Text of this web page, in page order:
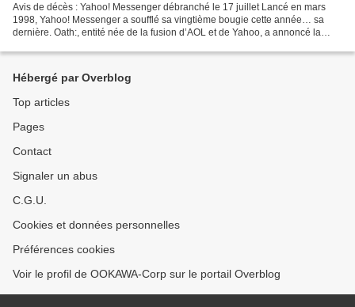
Avis de décès : Yahoo! Messenger débranché le 17 juillet Lancé en mars
1998, Yahoo! Messenger a soufflé sa vingtième bougie cette année… sa
dernière. Oath:, entité née de la fusion d’AOL et de Yahoo, a annoncé la
Hébergé par Overblog
Top articles
Pages
Contact
Signaler un abus
C.G.U.
Cookies et données personnelles
Préférences cookies
Voir le profil de OOKAWA-Corp sur le portail Overblog